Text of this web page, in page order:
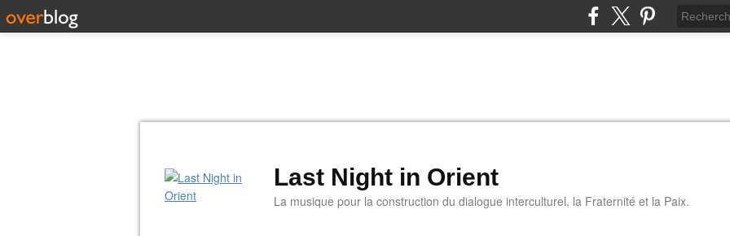
Last Night in Orient
La musique pour la construction du dialogue interculturel, la Fraternité et la Paix.